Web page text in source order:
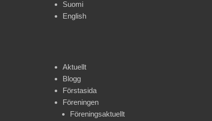
Suomi
English
Aktuellt
Blogg
Förstasida
Föreningen
Föreningsaktuellt